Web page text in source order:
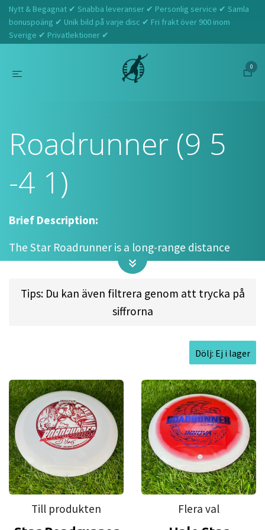
Nytt & Begagnat ✔ Snabba leveranser ✔ Personlig service ✔ Samla
bonuspoäng ✔ Unik bild på varje disc ✔ Fri frakt över 900 inom
Sverige ✔ Privatlektioner ✔
0
Roadrunner (9 5
-4 1)
Brief Description:
The Star Roadrunner is a long-range distance
driver with lots of glide. Great for rollers. Best
Good first driver, roller disc, tailwind driver,
downhill distance, long turnover drives.
About the Roadrunner:
The Star Roadrunner is a long-range distance
driver with lots of glide. It makes an excellent
finesse driver or long range roller. Power throwers
can use this disc for long turnover shots and
Tips: Du kan även filtrera genom att trycka på
siffrorna
Dölj: Ej i lager
Till produkten Flera val